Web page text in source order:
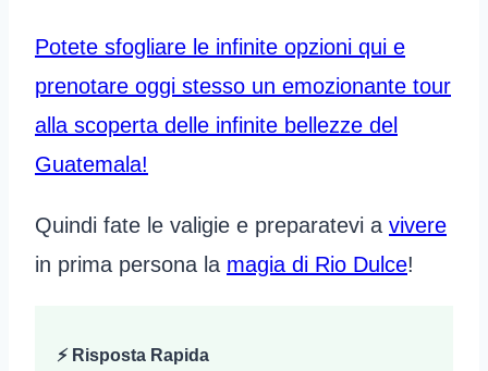
Potete sfogliare le infinite opzioni qui e
prenotare oggi stesso un emozionante tour
alla scoperta delle infinite bellezze del
Guatemala!
Quindi fate le valigie e preparatevi a vivere
in prima persona la magia di Rio Dulce!
⚡ Risposta Rapida